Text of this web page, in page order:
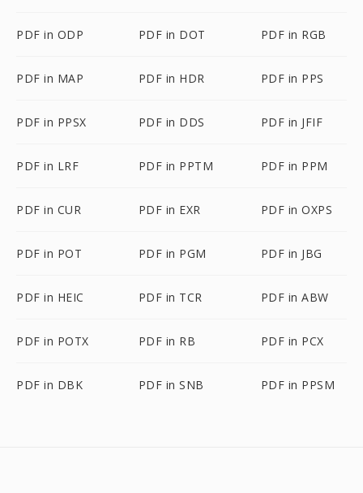
PDF in ODP PDF in DOT PDF in RGB
PDF in MAP PDF in HDR PDF in PPS
PDF in PPSX PDF in DDS PDF in JFIF
PDF in LRF PDF in PPTM PDF in PPM
PDF in CUR PDF in EXR PDF in OXPS
PDF in POT PDF in PGM PDF in JBG
PDF in HEIC PDF in TCR PDF in ABW
PDF in POTX PDF in RB PDF in PCX
PDF in DBK PDF in SNB PDF in PPSM